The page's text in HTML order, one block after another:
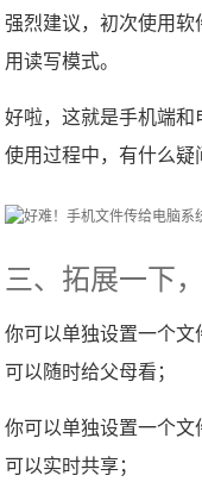
强烈建议，初次使用
用读写模式。
好啦，这就是手机端
使用过程中，有什么疑
三、拓展一下
你可以单独设置一个
可以随时给父母看；
你可以单独设置一个
可以实时共享；